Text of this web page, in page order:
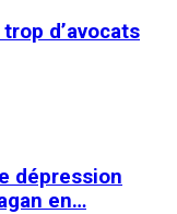
d’avocats
dépression
en…